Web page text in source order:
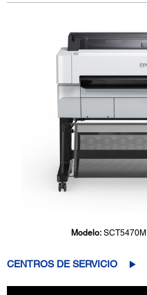
Modelo: SCT5470M
CENTROS DE SERVICIO